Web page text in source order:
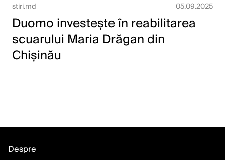
stiri.md 05.09.2025
Duomo investește în reabilitarea
scuarului Maria Drăgan din
Chișinău
Despre